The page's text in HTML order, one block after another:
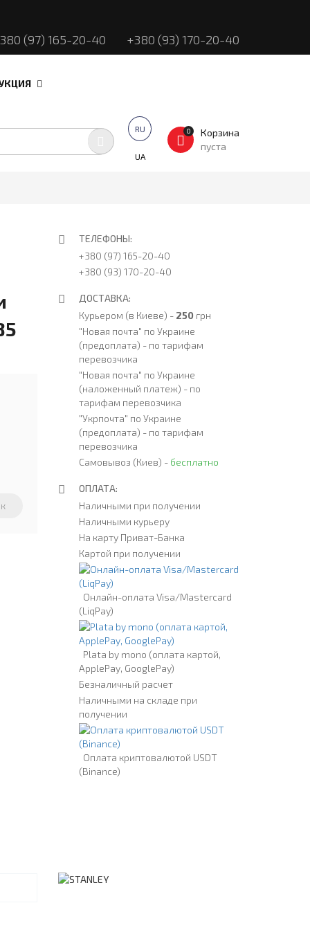
(97) 165-20-40 +380 (93) 170-20-40
RU
UA
0
Корзина
пуста
ТЕЛЕФОНЫ:
+380 (97) 165-20-40
+380 (93) 170-20-40
ДОСТАВКА:
Курьером (в Киеве) - 250 грн
"Новая почта" по Украине
(предоплата) - по тарифам
перевозчика
"Новая почта" по Украине
(наложенный платеж) - по
тарифам перевозчика
"Укрпочта" по Украине
(предоплата) - по тарифам
перевозчика
Самовывоз (Киев) - бесплатно
ОПЛАТА:
Наличными при получении
Наличными курьеру
На карту Приват-Банка
Картой при получении
Онлайн-оплата Visa/Mastercard
(LiqPay)
Plata by mono (оплата картой,
ApplePay, GooglePay)
Безналичный расчет
Наличными на складе при
получении
Оплата криптовалютой USDT
(Binance)